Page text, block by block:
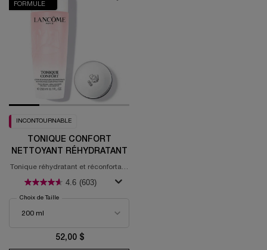
FORMULE
INCONTOURNABLE
TONIQUE CONFORT
NETTOYANT RÉHYDRATANT
Tonique réhydratant et réconfortant
Squalane
4.6 (603)
Choix de Taille
52,00 $